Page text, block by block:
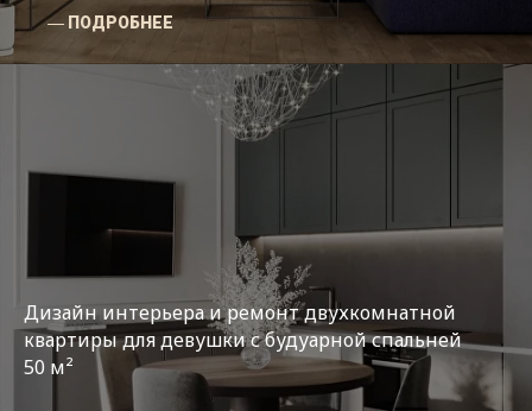
― ПОДРОБНЕЕ
Дизайн интерьера и ремонт двухкомнатной
квартиры для девушки с будуарной спальней
50 м²